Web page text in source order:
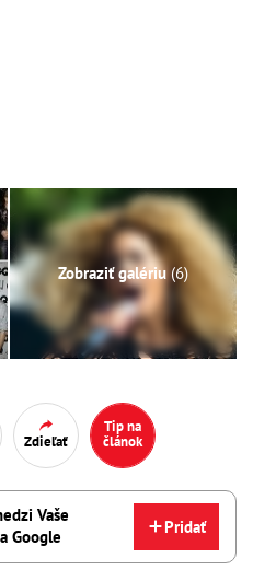
Zobraziť galériu (6)
Zdieľať
Tip na
článok
Vaše
Google
Pridať